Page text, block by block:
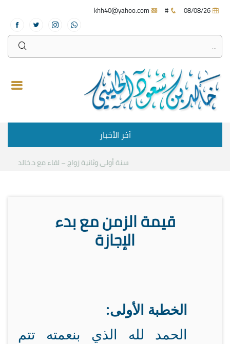
#
آخر الأخبار
سنة أولى وثانية زواج – لقاء مع د.خالد الحليبي
قيمة الزمن مع بدء
الإجازة
الخطبة الأولى:
الحمد لله الذي بنعمته تتم